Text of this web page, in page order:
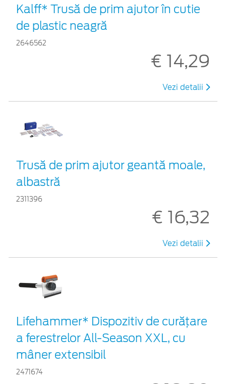
Kalff* Trusă de prim ajutor în cutie
de plastic neagră
2646562
€ 14,29
Vezi detalii
Trusă de prim ajutor geantă moale,
albastră
2311396
€ 16,32
Vezi detalii
Lifehammer* Dispozitiv de curățare
a ferestrelor All-Season XXL, cu
mâner extensibil
2471674